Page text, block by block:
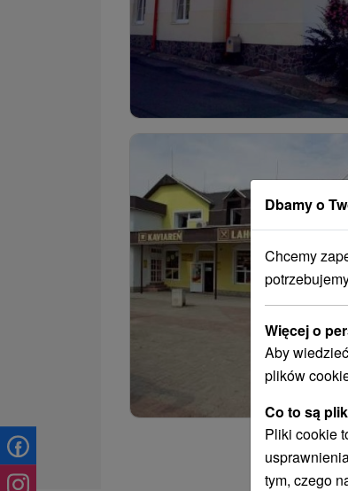
Dbamy o
Chcemy
Więcej o
Aby
plików
Co to są
Pliki cookie
tym, czego